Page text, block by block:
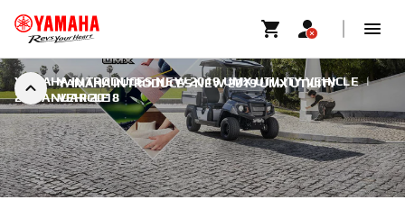
YAMAHA INTRODUCES NEW 2019 UMX UTILITY
VEHICLE
YAMAHA INTRODUCES NEW 2019 UMX UTILITY VEHICLE |
22. JANUAR 2018